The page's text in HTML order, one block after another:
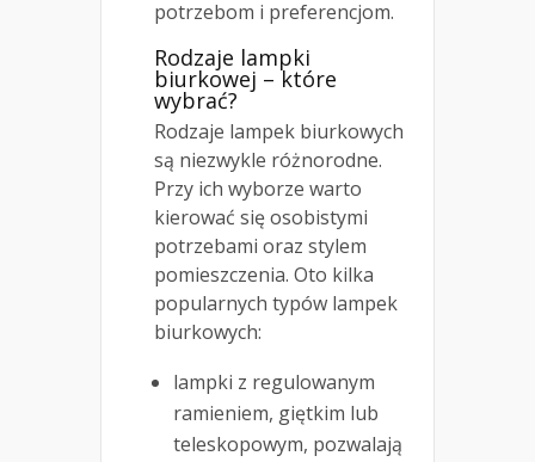
potrzebom i preferencjom.
Rodzaje lampki
biurkowej – które
wybrać?
Rodzaje lampek biurkowych
są niezwykle różnorodne.
Przy ich wyborze warto
kierować się osobistymi
potrzebami oraz stylem
pomieszczenia. Oto kilka
popularnych typów lampek
biurkowych:
lampki z regulowanym
ramieniem, giętkim lub
teleskopowym, pozwalają